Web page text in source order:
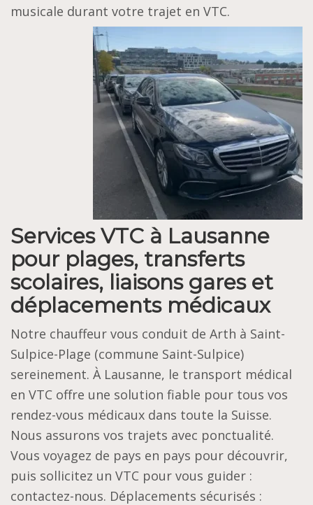
musicale durant votre trajet en VTC.
Services VTC à Lausanne
pour plages, transferts
scolaires, liaisons gares et
déplacements médicaux
Notre chauffeur vous conduit de Arth à Saint-
Sulpice-Plage (commune Saint-Sulpice)
sereinement. À Lausanne, le transport médical
en VTC offre une solution fiable pour tous vos
rendez-vous médicaux dans toute la Suisse.
Nous assurons vos trajets avec ponctualité.
Vous voyagez de pays en pays pour découvrir,
puis sollicitez un VTC pour vous guider :
contactez-nous. Déplacements sécurisés :